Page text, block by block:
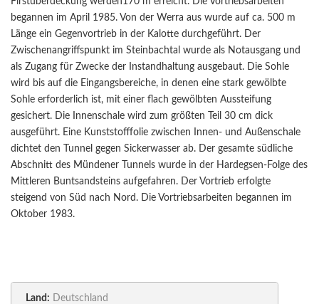
begannen im April 1985. Von der Werra aus wurde auf ca. 500 m
Länge ein Gegenvortrieb in der Kalotte durchgeführt. Der
Zwischenangriffspunkt im Steinbachtal wurde als Notausgang und
als Zugang für Zwecke der Instandhaltung ausgebaut. Die Sohle
wird bis auf die Eingangsbereiche, in denen eine stark gewölbte
Sohle erforderlich ist, mit einer flach gewölbten Aussteifung
gesichert. Die Innenschale wird zum größten Teil 30 cm dick
ausgeführt. Eine Kunststofffolie zwischen Innen- und Außenschale
dichtet den Tunnel gegen Sickerwasser ab. Der gesamte südliche
Abschnitt des Mündener Tunnels wurde in der Hardegsen-Folge des
Mittleren Buntsandsteins aufgefahren. Der Vortrieb erfolgte
steigend von Süd nach Nord. Die Vortriebsarbeiten begannen im
Oktober 1983.
Land: Deutschland